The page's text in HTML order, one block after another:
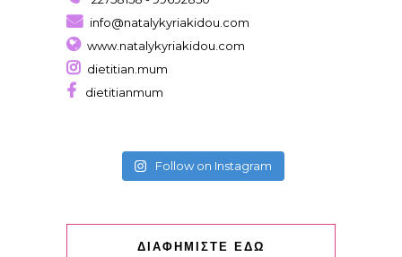
info@natalykyriakidou.com
www.natalykyriakidou.com
dietitian.mum
dietitianmum
Follow on Instagram
ΔΙΑΦΗΜΙΣΤΕ ΕΔΩ